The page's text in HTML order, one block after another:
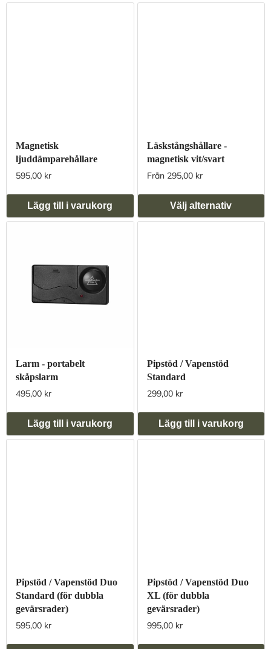
Magnetisk
ljuddämparehållare
595,00 kr
Lägg till i varukorg
Läskstångshållare -
magnetisk vit/svart
Från 295,00 kr
Välj alternativ
Larm - portabelt
skåpslarm
495,00 kr
Lägg till i varukorg
Pipstöd / Vapenstöd
Standard
299,00 kr
Lägg till i varukorg
Pipstöd / Vapenstöd Duo
Standard (för dubbla
gevärsrader)
595,00 kr
Pipstöd / Vapenstöd Duo
XL (för dubbla
gevärsrader)
995,00 kr